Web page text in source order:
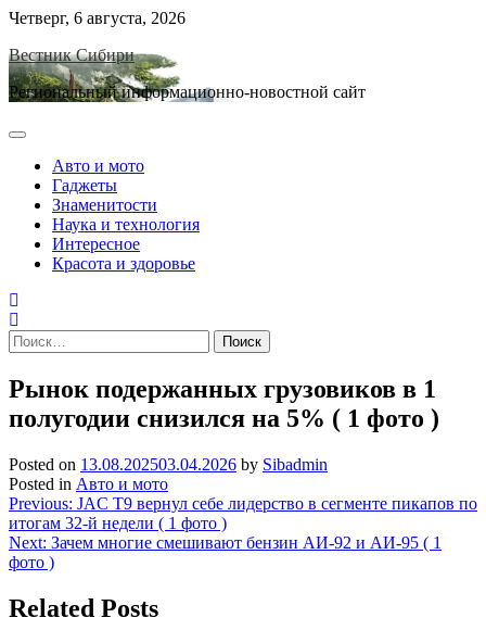
Skip
content
Четверг, 6 августа, 2026
Вестник Сибири
Региональный информационно-новостной сайт
Авто и мото
Гаджеты
Знаменитости
Наука и технология
Интересное
Красота и здоровье
Найти:
Рынок подержанных грузовиков в 1
полугодии снизился на 5% ( 1 фото )
Posted on 13.08.202503.04.2026 by Sibadmin
Posted in Авто и мото
Навигация
по
записям
Previous: JAC T9 вернул себе лидерство в сегменте пикапов по
итогам 32-й недели ( 1 фото )
Next: Зачем многие смешивают бензин АИ-92 и АИ-95 ( 1
фото )
Related Posts